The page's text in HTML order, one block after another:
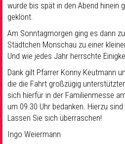
wurde bis spät in den Abend hinein
geklönt.
Am Sonntagmorgen ging es dann
Städtchen Monschau zu einer
Und wie jedes Jahr herrschte
Dank gilt Pfarrer Konny Keutmann
die die Fahrt großzügig
sich hierfür in der Familienmesse
um 09.30 Uhr bedanken. Hierzu
Lassen Sie sich überraschen!
Ingo Weiermann